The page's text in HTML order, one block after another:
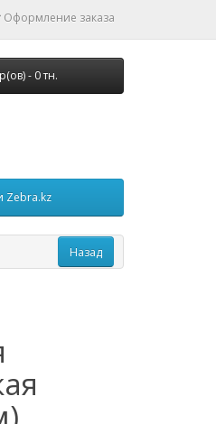
Оформление заказа
- 0 тн.
Zebra.kz